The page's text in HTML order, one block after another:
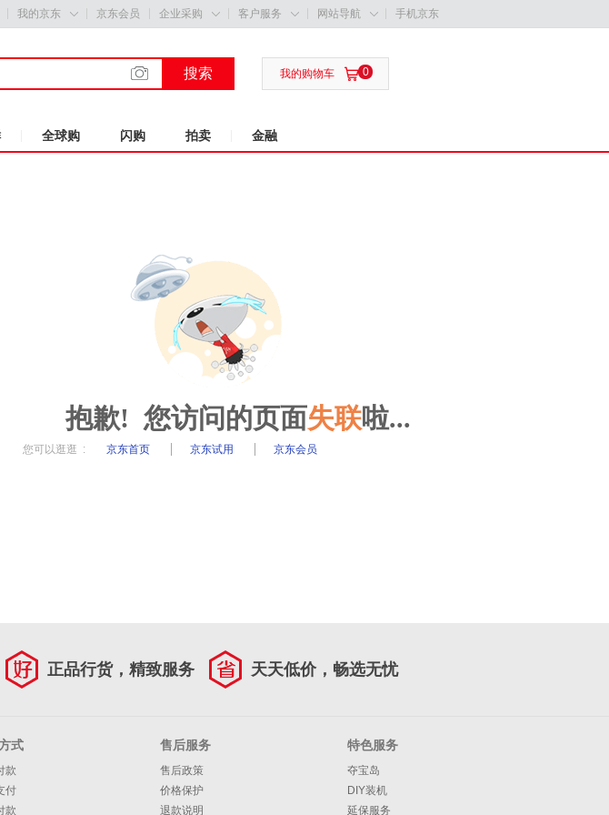
我的京东  京东会员 企业采购  客户服务  网站导航  手机京东
搜索  0
我的购物车
全球购 闪购 拍卖 金融
抱歉! 您访问的页面失联啦...
您可以逛逛 : 京东首页 京东试用 京东会员
正品行货，精致服务 天天低价，畅选无忧
式
款
付
款
售后服务
售后政策
价格保护
退款说明
特色服务
夺宝岛
DIY装机
延保服务